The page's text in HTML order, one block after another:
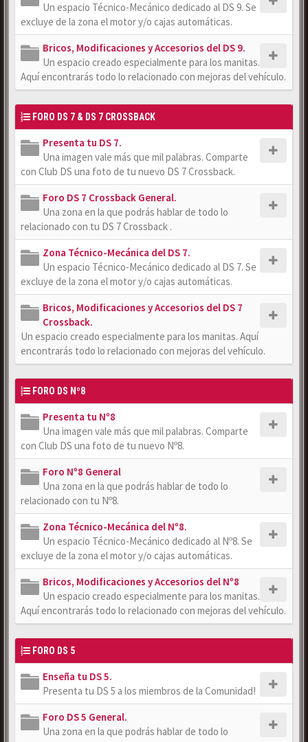
Un espacio Técnico-Mecánico dedicado al DS 9. Se
excluye de la zona el motor y/o cajas automáticas.
Bricos, Modificaciones y Accesorios del DS 9.
Un espacio creado especialmente para los manitas.
Aquí encontrarás todo lo relacionado con mejoras del vehículo.
FORO DS 7 & DS 7 CROSSBACK
Presenta tu DS 7.
Una imagen vale más que mil palabras. Comparte
con Club DS una foto de tu nuevo DS 7 Crossback.
Foro DS 7 Crossback General.
Una zona en la que podrás hablar de todo lo
relacionado con tu DS 7 Crossback .
Zona Técnico-Mecánica del DS 7.
Un espacio Técnico-Mecánico dedicado al DS 7. Se
excluye de la zona el motor y/o cajas automáticas.
Bricos, Modificaciones y Accesorios del DS 7
Crossback.
Un espacio creado especialmente para los manitas. Aquí
encontrarás todo lo relacionado con mejoras del vehículo.
FORO DS Nº8
Presenta tu Nº8
Una imagen vale más que mil palabras. Comparte
con Club DS una foto de tu nuevo Nº8.
Foro Nº8 General
Una zona en la que podrás hablar de todo lo
relacionado con tu Nº8.
Zona Técnico-Mecánica del Nº8.
Un espacio Técnico-Mecánico dedicado al Nº8. Se
excluye de la zona el motor y/o cajas automáticas.
Bricos, Modificaciones y Accesorios del Nº8
Un espacio creado especialmente para los manitas.
Aquí encontrarás todo lo relacionado con mejoras del vehículo.
FORO DS 5
Enseña tu DS 5.
Presenta tu DS 5 a los miembros de la Comunidad!
Foro DS 5 General.
Una zona en la que podrás hablar de todo lo